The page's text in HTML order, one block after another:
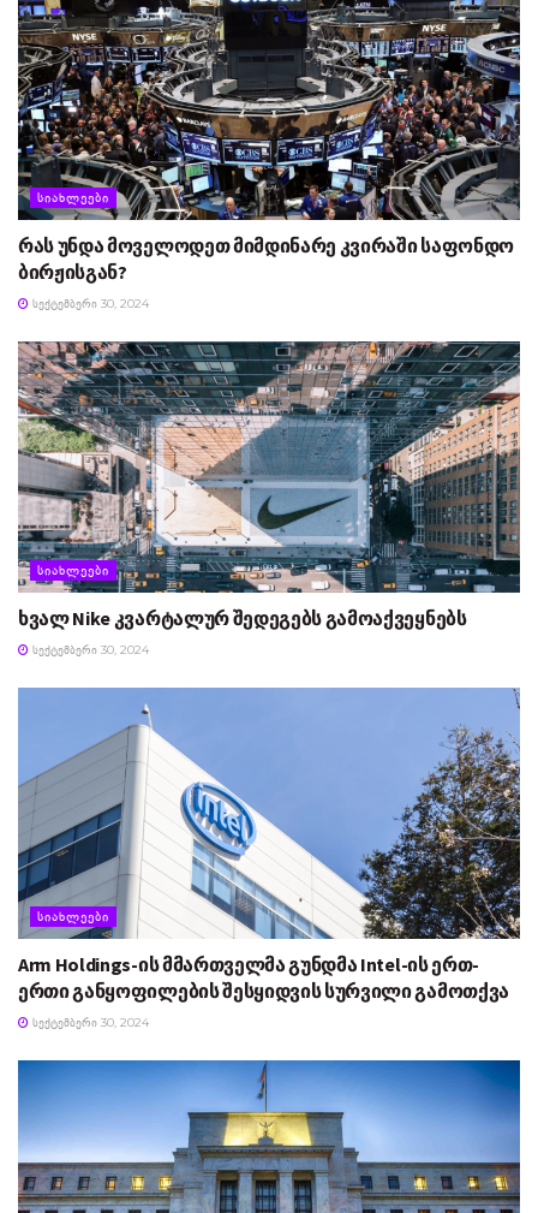
ᲡᲘᲐᲮᲚᲔᲔᲑᲘ
რას უნდა მოველოდეთ მიმდინარე კვირაში საფონდო
ბირჟისგან?
ᲡᲔᲥᲢᲔᲛᲑᲔᲠᲘ 30, 2024
ᲡᲘᲐᲮᲚᲔᲔᲑᲘ
ხვალ Nike კვარტალურ შედეგებს გამოაქვეყნებს
ᲡᲔᲥᲢᲔᲛᲑᲔᲠᲘ 30, 2024
ᲡᲘᲐᲮᲚᲔᲔᲑᲘ
Arm Holdings-ის მმართველმა გუნდმა Intel-ის ერთ-
ერთი განყოფილების შესყიდვის სურვილი გამოთქვა
ᲡᲔᲥᲢᲔᲛᲑᲔᲠᲘ 30, 2024